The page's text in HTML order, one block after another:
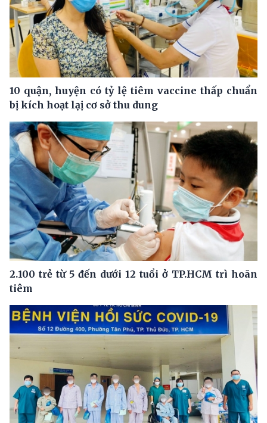
10 quận, huyện có tỷ lệ tiêm vaccine thấp chuẩn
bị kích hoạt lạị cơ sở thu dung
2.100 trẻ từ 5 đến dưới 12 tuổi ở TP.HCM trì hoãn
tiêm